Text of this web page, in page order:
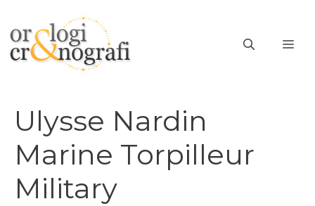
contenuto
Ulysse Nardin
Marine Torpilleur
Military